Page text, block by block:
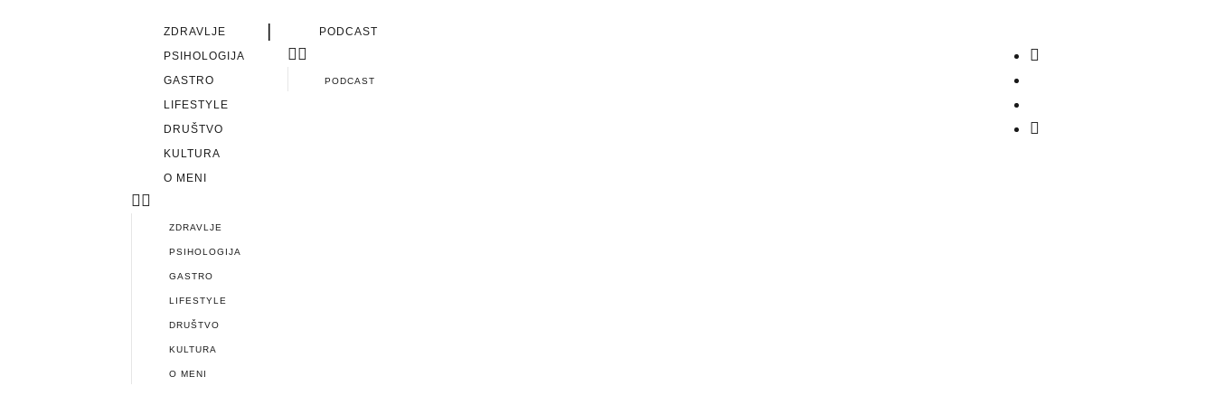
ZDRAVLJE
PSIHOLOGIJA
GASTRO
LIFESTYLE
DRUŠTVO
KULTURA
O MENI
ZDRAVLJE
PSIHOLOGIJA
GASTRO
LIFESTYLE
DRUŠTVO
KULTURA
O MENI
| PODCAST
PODCAST